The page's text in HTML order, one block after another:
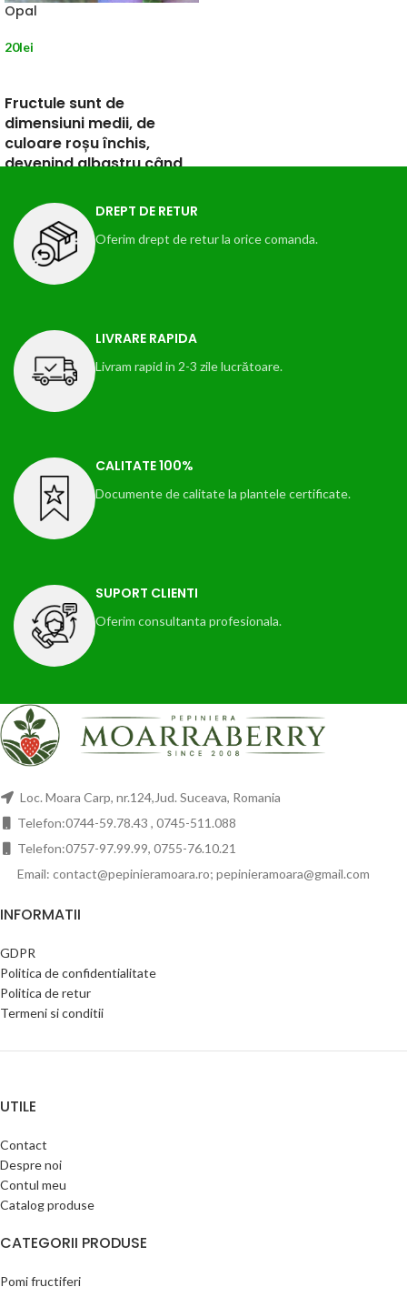
Opal
20lei
Fructule sunt de
dimensiuni medii, de
culoare roșu închis,
devenind albastru când
este de culoare galbenă
pai și suculentă. Opalul
este o prună care se
desface ușor de
sâmbure.
DREPT DE RETUR
Oferim drept de retur la orice comanda.
LIVRARE RAPIDA
Livram rapid in 2-3 zile lucrătoare.
CALITATE 100%
Documente de calitate la plantele certificate.
SUPORT CLIENTI
Oferim consultanta profesionala.
Loc. Moara Carp, nr.124,Jud. Suceava, Romania
Telefon:0744-59.78.43 , 0745-511.088
Telefon:0757-97.99.99, 0755-76.10.21
Email: contact@pepinieramoara.ro; pepinieramoara@gmail.com
INFORMATII
GDPR
Politica de confidentialitate
Politica de retur
Termeni si conditii
UTILE
Contact
Despre noi
Contul meu
Catalog produse
CATEGORII PRODUSE
Pomi fructiferi